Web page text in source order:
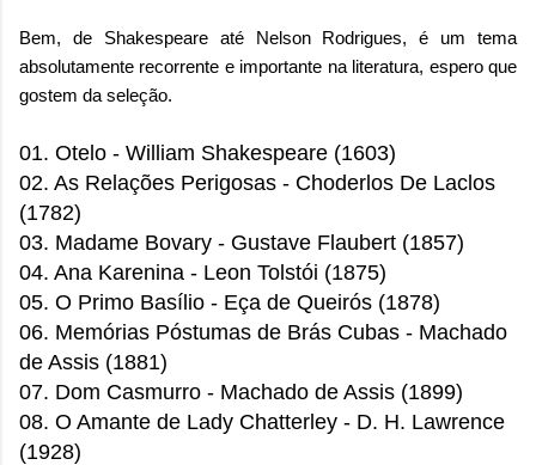
Bem, de Shakespeare até Nelson Rodrigues, é um tema
absolutamente recorrente e importante na literatura, espero que
gostem da seleção.
01. Otelo - William Shakespeare (1603)
02. As Relações Perigosas - Choderlos De Laclos
(1782)
03. Madame Bovary - Gustave Flaubert (1857)
04. Ana Karenina - Leon Tolstói (1875)
05. O Primo Basílio - Eça de Queirós (1878)
06. Memórias Póstumas de Brás Cubas - Machado
de Assis (1881)
07. Dom Casmurro - Machado de Assis (1899)
08. O Amante de Lady Chatterley - D. H. Lawrence
(1928)